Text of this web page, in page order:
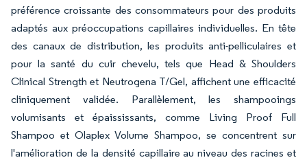
préférence croissante des consommateurs pour des produits
adaptés aux préoccupations capillaires individuelles. En tête
des canaux de distribution, les produits anti-pelliculaires et
pour la santé du cuir chevelu, tels que Head & Shoulders
Clinical Strength et Neutrogena T/Gel, affichent une efficacité
cliniquement validée. Parallèlement, les shampooings
volumisants et épaississants, comme Living Proof Full
Shampoo et Olaplex Volume Shampoo, se concentrent sur
l'amélioration de la densité capillaire au niveau des racines et